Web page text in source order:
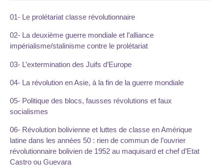
01- Le prolétariat classe révolutionnaire
02- La deuxième guerre mondiale et l’alliance
impérialisme/stalinisme contre le prolétariat
03- L’extermination des Juifs d’Europe
04- La révolution en Asie, à la fin de la guerre mondiale
05- Politique des blocs, fausses révolutions et faux
socialismes
06- Révolution bolivienne et luttes de classe en Amérique
latine dans les années 50 : rien de commun de l’ouvrier
révolutionnaire bolivien de 1952 au maquisard et chef d’Etat
Castro ou Guevara